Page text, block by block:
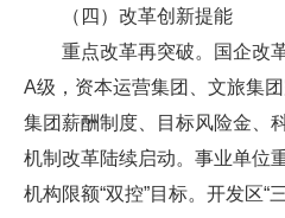
（四）改革创新提能
重点改革再突破。国企改
A级，资本运营集团、文旅集
集团薪酬制度、目标风险金、
机制改革陆续启动。事业单位
机构限额“双控”目标。开发区“